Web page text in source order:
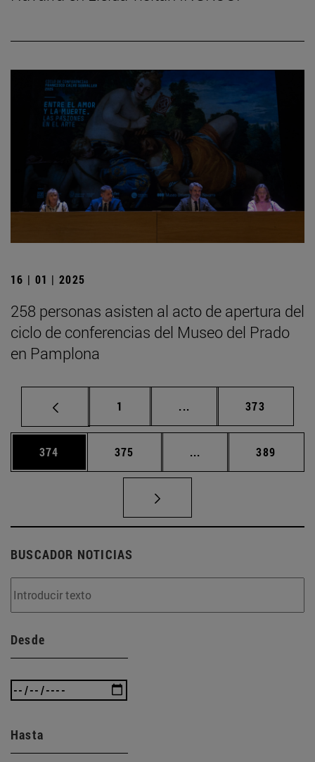
16 | 01 | 2025
258 personas asisten al acto de apertura del
ciclo de conferencias del Museo del Prado
en Pamplona
Página
1 ... Páginas intermedias
Página
373
Página
374 Página
375 ... Páginas intermedias
Página
389
BUSCADOR NOTICIAS
Desde
Hasta